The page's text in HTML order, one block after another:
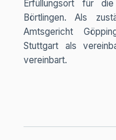
Erfüllungsort für
Börtlingen. Als
Amtsgericht
Stuttgart als
vereinbart.